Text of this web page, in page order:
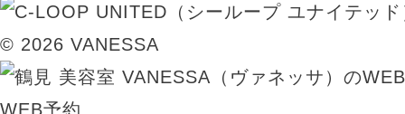
© 2026 VANESSA
WEB予約